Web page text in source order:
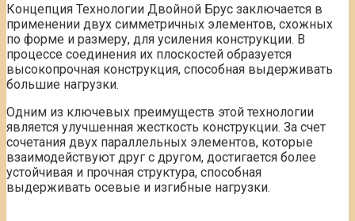
Концепция Технологии Двойной Брус заключается в
применении двух симметричных элементов, схожных
по форме и размеру, для усиления конструкции. В
процессе соединения их плоскостей образуется
высокопрочная конструкция, способная выдерживать
большие нагрузки.
Одним из ключевых преимуществ этой технологии
является улучшенная жесткость конструкции. За счет
сочетания двух параллельных элементов, которые
взаимодействуют друг с другом, достигается более
устойчивая и прочная структура, способная
выдерживать осевые и изгибные нагрузки.